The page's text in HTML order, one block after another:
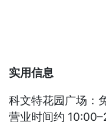
实用信息
科文特花园广场：
营业时间约